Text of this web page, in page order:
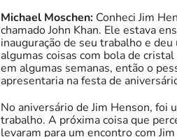
Michael Moschen: Conheci Jim
chamado John Khan. Ele estava
inauguração de seu trabalho e
algumas coisas com bola de
em algumas semanas, então o
apresentaria na festa de
No aniversário de Jim Henson, foi
trabalho. A próxima coisa que
levaram para um encontro com